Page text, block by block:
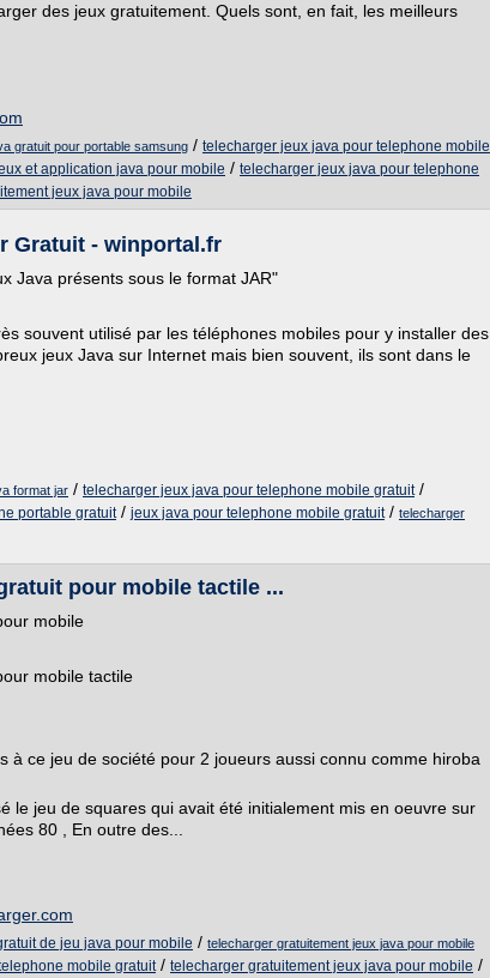
des jeux gratuitement. Quels sont, en fait, les meilleurs
gratuit pour portable samsung / telecharger jeux java pour telephone mobile
et application java pour mobile / telecharger jeux java pour telephone
jeux java pour mobile
Gratuit - winportal.fr
Java présents sous le format JAR"
souvent utilisé par les téléphones mobiles pour y installer des
jeux Java sur Internet mais bien souvent, ils sont dans le
format jar / telecharger jeux java pour telephone mobile gratuit/
portable gratuit/ jeux java pour telephone mobile gratuit/ telecharger
pour mobile tactile ...
mobile
mobile tactile
à ce jeu de société pour 2 joueurs aussi connu comme hiroba
le jeu de squares qui avait été initialement mis en oeuvre sur
80 , En outre des...
de jeu java pour mobile / telecharger gratuitement jeux java pour mobile
mobile gratuit/ telecharger gratuitement jeux java pour mobile /